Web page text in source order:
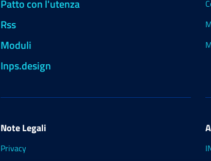
Patto con l'utenza
Rss
Moduli
Inps.design
Note Legali
Privacy